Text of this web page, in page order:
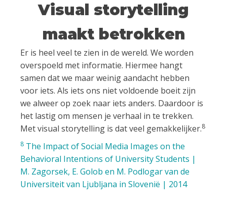
Visual storytelling
maakt betrokken
Er is heel veel te zien in de wereld. We worden
overspoeld met informatie. Hiermee hangt
samen dat we maar weinig aandacht hebben
voor iets. Als iets ons niet voldoende boeit zijn
we alweer op zoek naar iets anders. Daardoor is
het lastig om mensen je verhaal in te trekken.
Met visual storytelling is dat veel gemakkelijker.8
8 The Impact of Social Media Images on the
Behavioral Intentions of University Students |
M. Zagorsek, E. Golob en M. Podlogar van de
Universiteit van Ljubljana in Slovenië | 2014